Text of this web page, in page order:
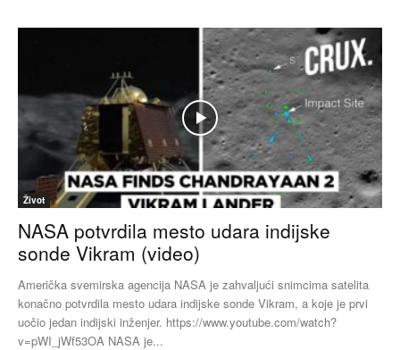
Život
NASA potvrdila mesto udara indijske
sonde Vikram (video)
Američka svemirska agencija NASA je zahvaljući snimcima satelita
konačno potvrdila mesto udara indijske sonde Vikram, a koje je prvi
uočio jedan indijski inženjer. https://www.youtube.com/watch?
v=pWI_jWf53OA NASA je...